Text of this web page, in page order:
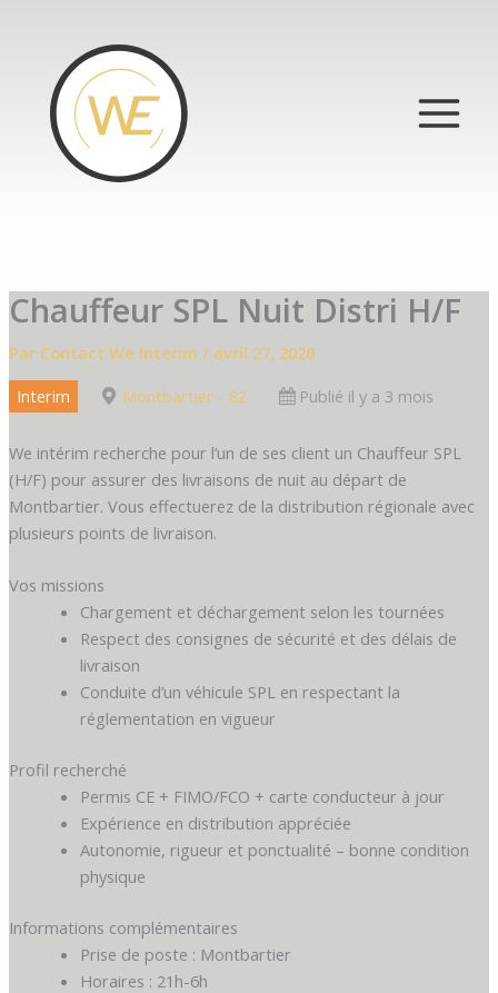
Chauffeur SPL Nuit Distri H/F
Par Contact We Interim / avril 27, 2026
Interim
Montbartier - 82 Publié il y a 3 mois
We intérim recherche pour l’un de ses client un Chauffeur SPL
(H/F) pour assurer des livraisons de nuit au départ de
Montbartier. Vous effectuerez de la distribution régionale avec
plusieurs points de livraison.
Vos missions
Chargement et déchargement selon les tournées
Respect des consignes de sécurité et des délais de
livraison
Conduite d’un véhicule SPL en respectant la
réglementation en vigueur
Profil recherché
Permis CE + FIMO/FCO + carte conducteur à jour
Expérience en distribution appréciée
Autonomie, rigueur et ponctualité – bonne condition
physique
Informations complémentaires
Prise de poste : Montbartier
Horaires : 21h-6h